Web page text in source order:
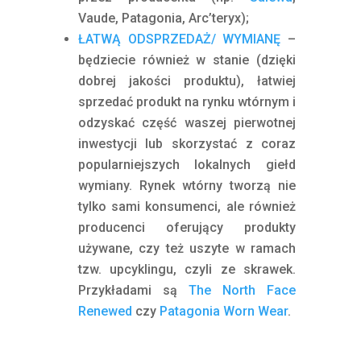
Vaude, Patagonia, Arc’teryx);
ŁATWĄ ODSPRZEDAŻ/ WYMIANĘ –
będziecie również w stanie (dzięki
dobrej jakości produktu), łatwiej
sprzedać produkt na rynku wtórnym i
odzyskać część waszej pierwotnej
inwestycji lub skorzystać z coraz
popularniejszych lokalnych giełd
wymiany. Rynek wtórny tworzą nie
tylko sami konsumenci, ale również
producenci oferujący produkty
używane, czy też uszyte w ramach
tzw. upcyklingu, czyli ze skrawek.
Przykładami są The North Face
Renewed czy Patagonia Worn Wear.